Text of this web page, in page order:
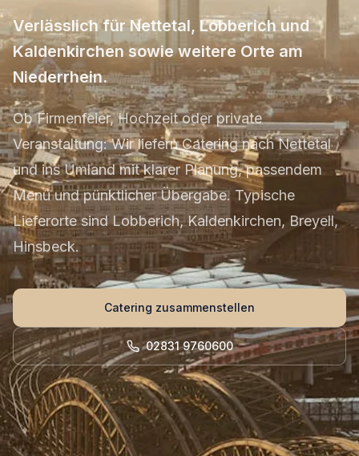
Verlässlich für Nettetal, Lobberich und
Kaldenkirchen sowie weitere Orte am
Niederrhein.
Ob Firmenfeier, Hochzeit oder private
Veranstaltung: Wir liefern Catering nach Nettetal
und ins Umland mit klarer Planung, passendem
Menü und pünktlicher Übergabe. Typische
Lieferorte sind Lobberich, Kaldenkirchen, Breyell,
Hinsbeck.
Catering zusammenstellen
02831 9760600